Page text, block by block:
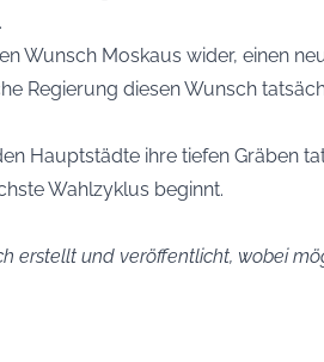
Wunsch Moskaus wider, einen
Regierung diesen Wunsch
Hauptstädte ihre tiefen Gräben
Wahlzyklus beginnt.
erstellt und veröffentlicht, wobei